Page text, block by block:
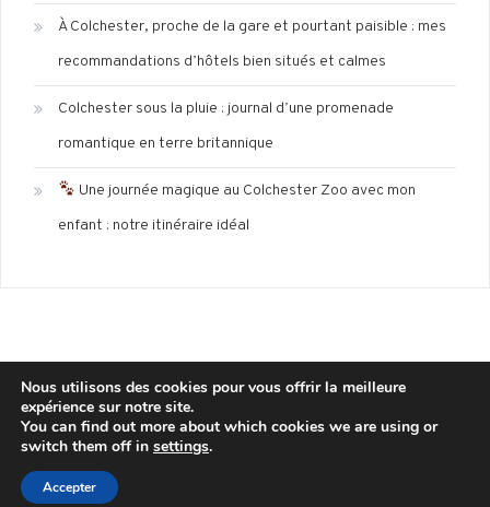
À Colchester, proche de la gare et pourtant paisible : mes
recommandations d’hôtels bien situés et calmes
Colchester sous la pluie : journal d’une promenade
romantique en terre britannique
Une journée magique au Colchester Zoo avec mon
enfant : notre itinéraire idéal
Mentions légales Politique de confidentialité
Copyright © 2025 wisdom-blog
Nous utilisons des cookies pour vous offrir la meilleure
expérience sur notre site.
You can find out more about which cookies we are using or
switch them off in settings.
Accepter